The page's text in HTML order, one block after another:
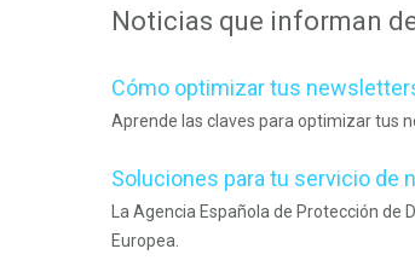
Noticias que informan
Cómo optimizar tus
Aprende las claves para optimizar tus
Soluciones para tu servicio de
La Agencia Española de Protección
Europea.